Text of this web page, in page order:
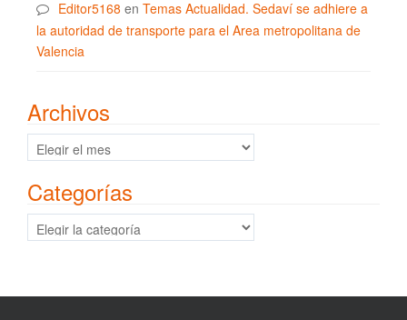
Editor5168 en Temas Actualidad. Sedaví se adhiere a
la autoridad de transporte para el Area metropolitana de
Valencia
Archivos
Archivos
Categorías
Categorías